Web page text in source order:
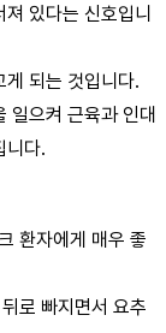
있다는 신호입니
되는 것입니다.
일으켜 근육과 인대
니다.
환자에게 매우 좋
로 빠지면서 요추